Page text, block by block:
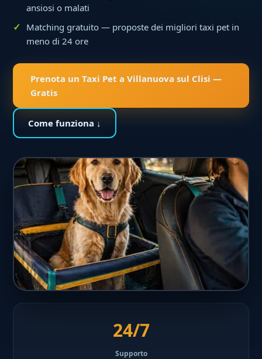
ansiosi o malati
Matching gratuito — proposte dei migliori taxi pet in
meno di 24 ore
Prenota un Taxi Pet a Villanuova sul Clisi —
Gratis
Come funziona ↓
24/7
Supporto